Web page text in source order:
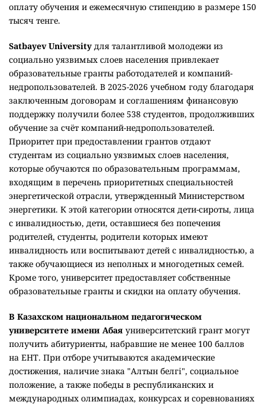
оплату обучения и ежемесячную стипендию в размере 150
тысяч тенге.
Satbayev University для талантливой молодежи из
социально уязвимых слоев населения привлекает
образовательные гранты работодателей и компаний-
недропользователей. В 2025-2026 учебном году благодаря
заключенным договорам и соглашениям финансовую
поддержку получили более 538 студентов, продолживших
обучение за счёт компаний-недропользователей.
Приоритет при предоставлении грантов отдают
студентам из социально уязвимых слоев населения,
которые обучаются по образовательным программам,
входящим в перечень приоритетных специальностей
энергетической отрасли, утвержденный Министерством
энергетики. К этой категории относятся дети-сироты, лица
с инвалидностью, дети, оставшиеся без попечения
родителей, студенты, родители которых имеют
инвалидность или воспитывают детей с инвалидностью, а
также обучающиеся из неполных и многодетных семей.
Кроме того, университет предоставляет собственные
образовательные гранты и скидки на оплату обучения.
В Казахском национальном педагогическом
университете имени Абая университетский грант могут
получить абитуриенты, набравшие не менее 100 баллов
на ЕНТ. При отборе учитываются академические
достижения, наличие знака "Алтын белгі", социальное
положение, а также победы в республиканских и
международных олимпиадах, конкурсах и соревнованиях